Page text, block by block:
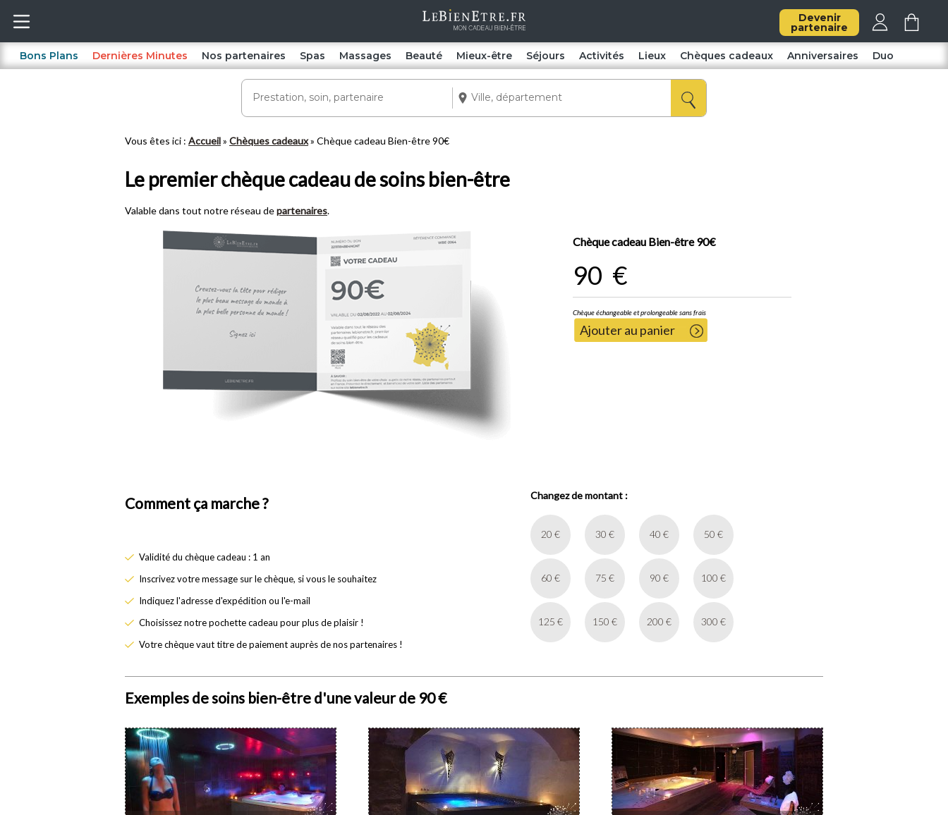
Devenir
partenaire
Bons Plans Dernières Minutes Nos partenaires Spas Massages Beauté Mieux-être Séjours Activités Lieux Chèques cadeaux Anniversaires Duo
Vous êtes ici : Accueil Chèques cadeaux Chèque cadeau Bien-être 90€
Le premier chèque cadeau de soins bien-être
Valable dans tout notre réseau departenaires.
Chèque cadeau Bien-être 90€
90 €
Chèque échangeable et prolongeable sans frais
Ajouter au panier
Changez de montant :
20 € 30 € 40 € 50 €
60 € 75 € 90 € 100 €
125 € 150 € 200 € 300 €
Comment ça marche ?
Validité du chèque cadeau : 1 an
Inscrivez votre message sur le chèque, si vous le souhaitez
Indiquez l'adresse d'expédition ou l'e-mail
Choisissez notre pochette cadeau pour plus de plaisir !
Votre chèque vaut titre de paiement auprès de nos partenaires !
Exemples de soins bien-être d'une valeur de 90 €